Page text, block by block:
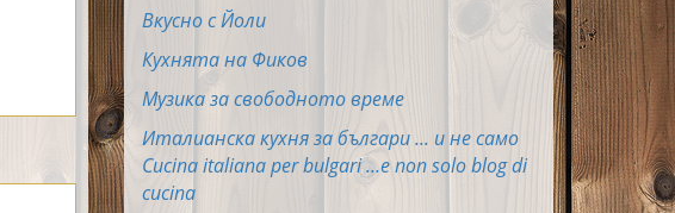
Вкусно с Йоли
Кухнята на Фиков
Музика за свободното време
Италианска кухня за българи ... и не само
Cucina italiana per bulgari ...e non solo blog di
cucina